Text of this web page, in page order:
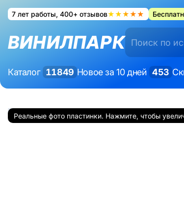
7 лет работы, 400+ отзывов★★★★★
ВИНИЛПАРК
Каталог 11849 Новое за 10 дней 453
Реальные фото пластинки. Нажмите, чтобы